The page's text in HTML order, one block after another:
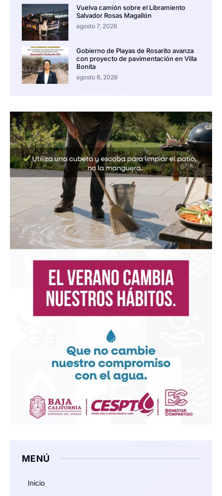
Vuelva camión sobre el Libramiento
Salvador Rosas Magallón
agosto 7, 2026
Gobierno de Playas de Rosarito avanza
con proyecto de pavimentación en Villa
Bonita
agosto 6, 2026
MENÚ
Inicio